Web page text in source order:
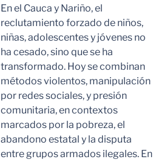
En el Cauca y Nariño, el
reclutamiento forzado de niños,
niñas, adolescentes y jóvenes no
ha cesado, sino que se ha
transformado. Hoy se combinan
métodos violentos, manipulación
por redes sociales, y presión
comunitaria, en contextos
marcados por la pobreza, el
abandono estatal y la disputa
entre grupos armados ilegales. En